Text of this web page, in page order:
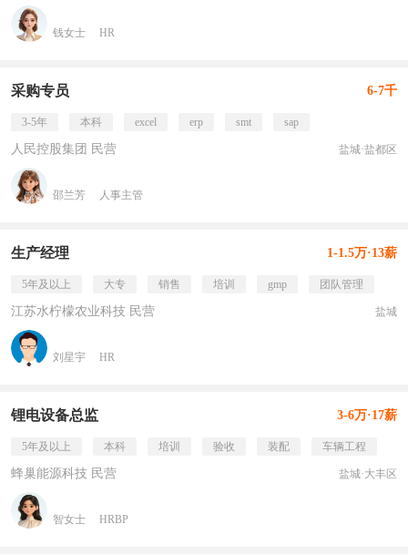
钱女士 HR
采购专员 6-7千
3-5年 本科 excel erp smt sap
人民控股集团 民营 盐城·盐都区
邵兰芳 人事主管
生产经理 1-1.5万·13薪
5年及以上 大专 销售 培训 gmp 团队管理
江苏水柠檬农业科技 民营 盐城
刘星宇 HR
锂电设备总监 3-6万·17薪
5年及以上 本科 培训 验收 装配 车辆工程
蜂巢能源科技 民营 盐城·大丰区
智女士 HRBP